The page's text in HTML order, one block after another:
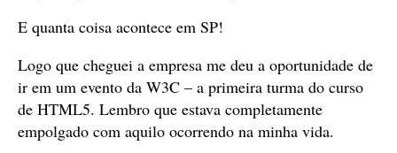
E quanta coisa acontece em SP!
Logo que cheguei a empresa me deu a oportunidade de
ir em um evento da W3C – a primeira turma do curso
de HTML5. Lembro que estava completamente
empolgado com aquilo ocorrendo na minha vida.